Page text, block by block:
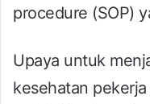
procedure (SOP)
Upaya untuk
kesehatan